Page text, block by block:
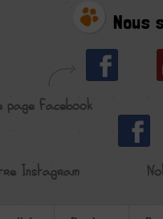
Nous
Facebook
Instagram